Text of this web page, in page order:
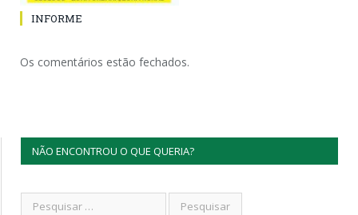
INFORME
Os comentários estão fechados.
NÃO ENCONTROU O QUE QUERIA?